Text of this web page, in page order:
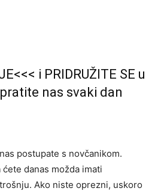
i PRIDRUŽITE SE u
pratite nas svaki dan
postupate s novčanikom.
danas možda imati
Ako niste oprezni, uskoro